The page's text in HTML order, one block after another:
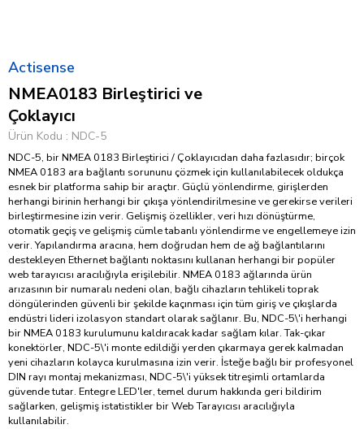
Actisense
NMEA0183 Birleştirici ve
Çoklayıcı
Ürün Kodu NDC-5
NDC-5, bir NMEA 0183 Birleştirici / Çoklayıcıdan daha fazlasıdır; birçok
NMEA 0183 ara bağlantı sorununu çözmek için kullanılabilecek oldukça
esnek bir platforma sahip bir araçtır. Güçlü yönlendirme, girişlerden
herhangi birinin herhangi bir çıkışa yönlendirilmesine ve gerekirse verileri
birleştirmesine izin verir. Gelişmiş özellikler, veri hızı dönüştürme,
otomatik geçiş ve gelişmiş cümle tabanlı yönlendirme ve engellemeye izin
verir. Yapılandırma aracına, hem doğrudan hem de ağ bağlantılarını
destekleyen Ethernet bağlantı noktasını kullanan herhangi bir popüler
web tarayıcısı aracılığıyla erişilebilir. NMEA 0183 ağlarında ürün
arızasının bir numaralı nedeni olan, bağlı cihazların tehlikeli toprak
döngülerinden güvenli bir şekilde kaçınması için tüm giriş ve çıkışlarda
endüstri lideri izolasyon standart olarak sağlanır. Bu, NDC-5\'i herhangi
bir NMEA 0183 kurulumunu kaldıracak kadar sağlam kılar. Tak-çıkar
konektörler, NDC-5\'i monte edildiği yerden çıkarmaya gerek kalmadan
yeni cihazların kolayca kurulmasına izin verir. İsteğe bağlı bir profesyonel
DIN rayı montaj mekanizması, NDC-5\'i yüksek titreşimli ortamlarda
güvende tutar. Entegre LED'ler, temel durum hakkında geri bildirim
sağlarken, gelişmiş istatistikler bir Web Tarayıcısı aracılığıyla
kullanılabilir.